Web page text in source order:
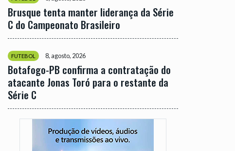
Brusque tenta manter liderança da Série
C do Campeonato Brasileiro
FUTEBOL 8, agosto, 2026
Botafogo-PB confirma a contratação do
atacante Jonas Toró para o restante da
Série C